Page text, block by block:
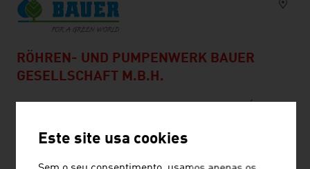
RÖHREN- UND PUMPENWERK BAUER
GESELLSCHAFT M.B.H.
residuais e de irrigação.
Este site usa cookies